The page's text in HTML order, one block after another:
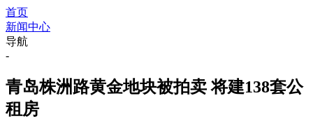
首页
新闻中心
导航
-
青岛株洲路黄金地块被拍卖 将建138套公
租房